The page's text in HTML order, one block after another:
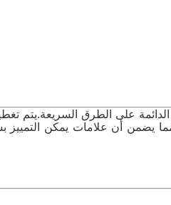
الدائمة على الطرق السريعة.يتم
يضمن أن علامات يمكن